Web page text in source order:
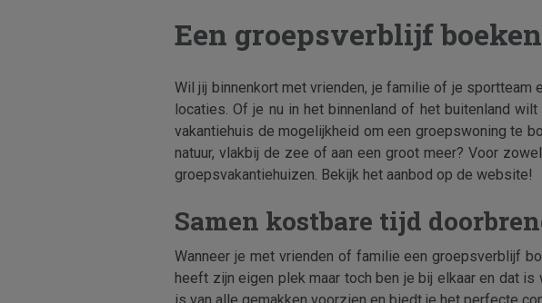
Een groepsverblijf boeken
Wil jij binnenkort met vrienden, je familie of je sportteam
locaties. Of je nu in het binnenland of het buitenland
vakantiehuis de mogelijkheid om een groepswoning te
natuur, vlakbij de zee of aan een groot meer? Voor
groepsvakantiehuizen. Bekijk het aanbod op de website!
Samen kostbare tijd
Wanneer je met vrienden of familie een groepsverblijf
heeft zijn eigen plek maar toch ben je bij elkaar en dat